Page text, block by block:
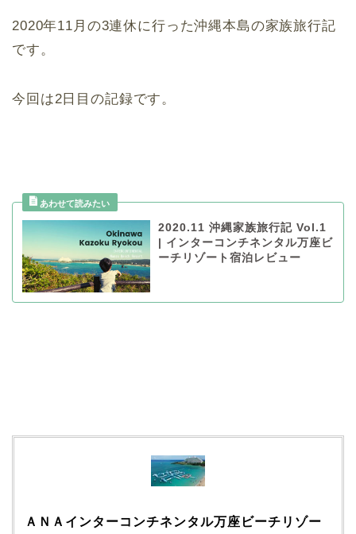
2020年11月の3連休に行った沖縄本島の家族旅行記
です。
今回は2日目の記録です。
2020.11 沖縄家族旅行記 Vol.1
| インターコンチネンタル万座ビ
ーチリゾート宿泊レビュー
ＡＮＡインターコンチネンタル万座ビーチリゾー